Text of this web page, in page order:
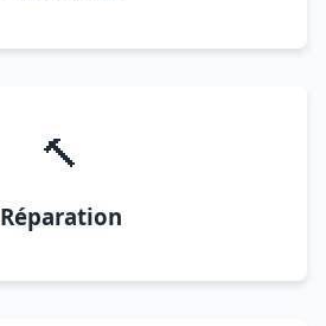
🔨
Réparation